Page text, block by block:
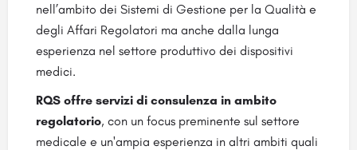
nell’ambito dei Sistemi di Gestione per la Qualità e
degli Affari Regolatori ma anche dalla lunga
esperienza nel settore produttivo dei dispositivi
medici.
RQS offre servizi di consulenza in ambito
regolatorio, con un focus preminente sul settore
medicale e un'ampia esperienza in altri ambiti quali